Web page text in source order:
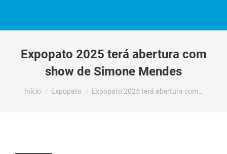
Expopato 2025 terá abertura com
show de Simone Mendes
Você está aqui:
Início Expopato Expopato 2025 terá abertura com…